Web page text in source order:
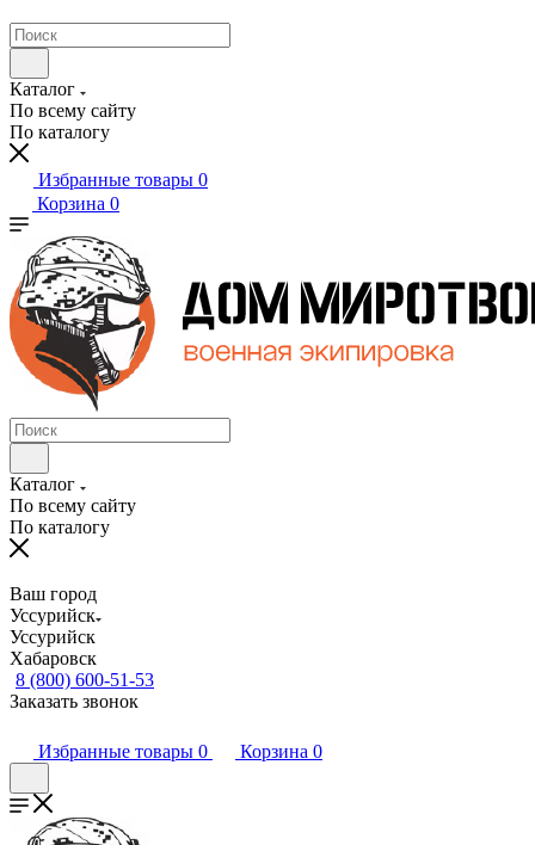
Каталог
По всему сайту
По каталогу
Избранные товары 0
Корзина 0
Каталог
По всему сайту
По каталогу
Ваш город
Уссурийск
Уссурийск
Хабаровск
8 (800) 600-51-53
Заказать звонок
Избранные товары 0 Корзина 0